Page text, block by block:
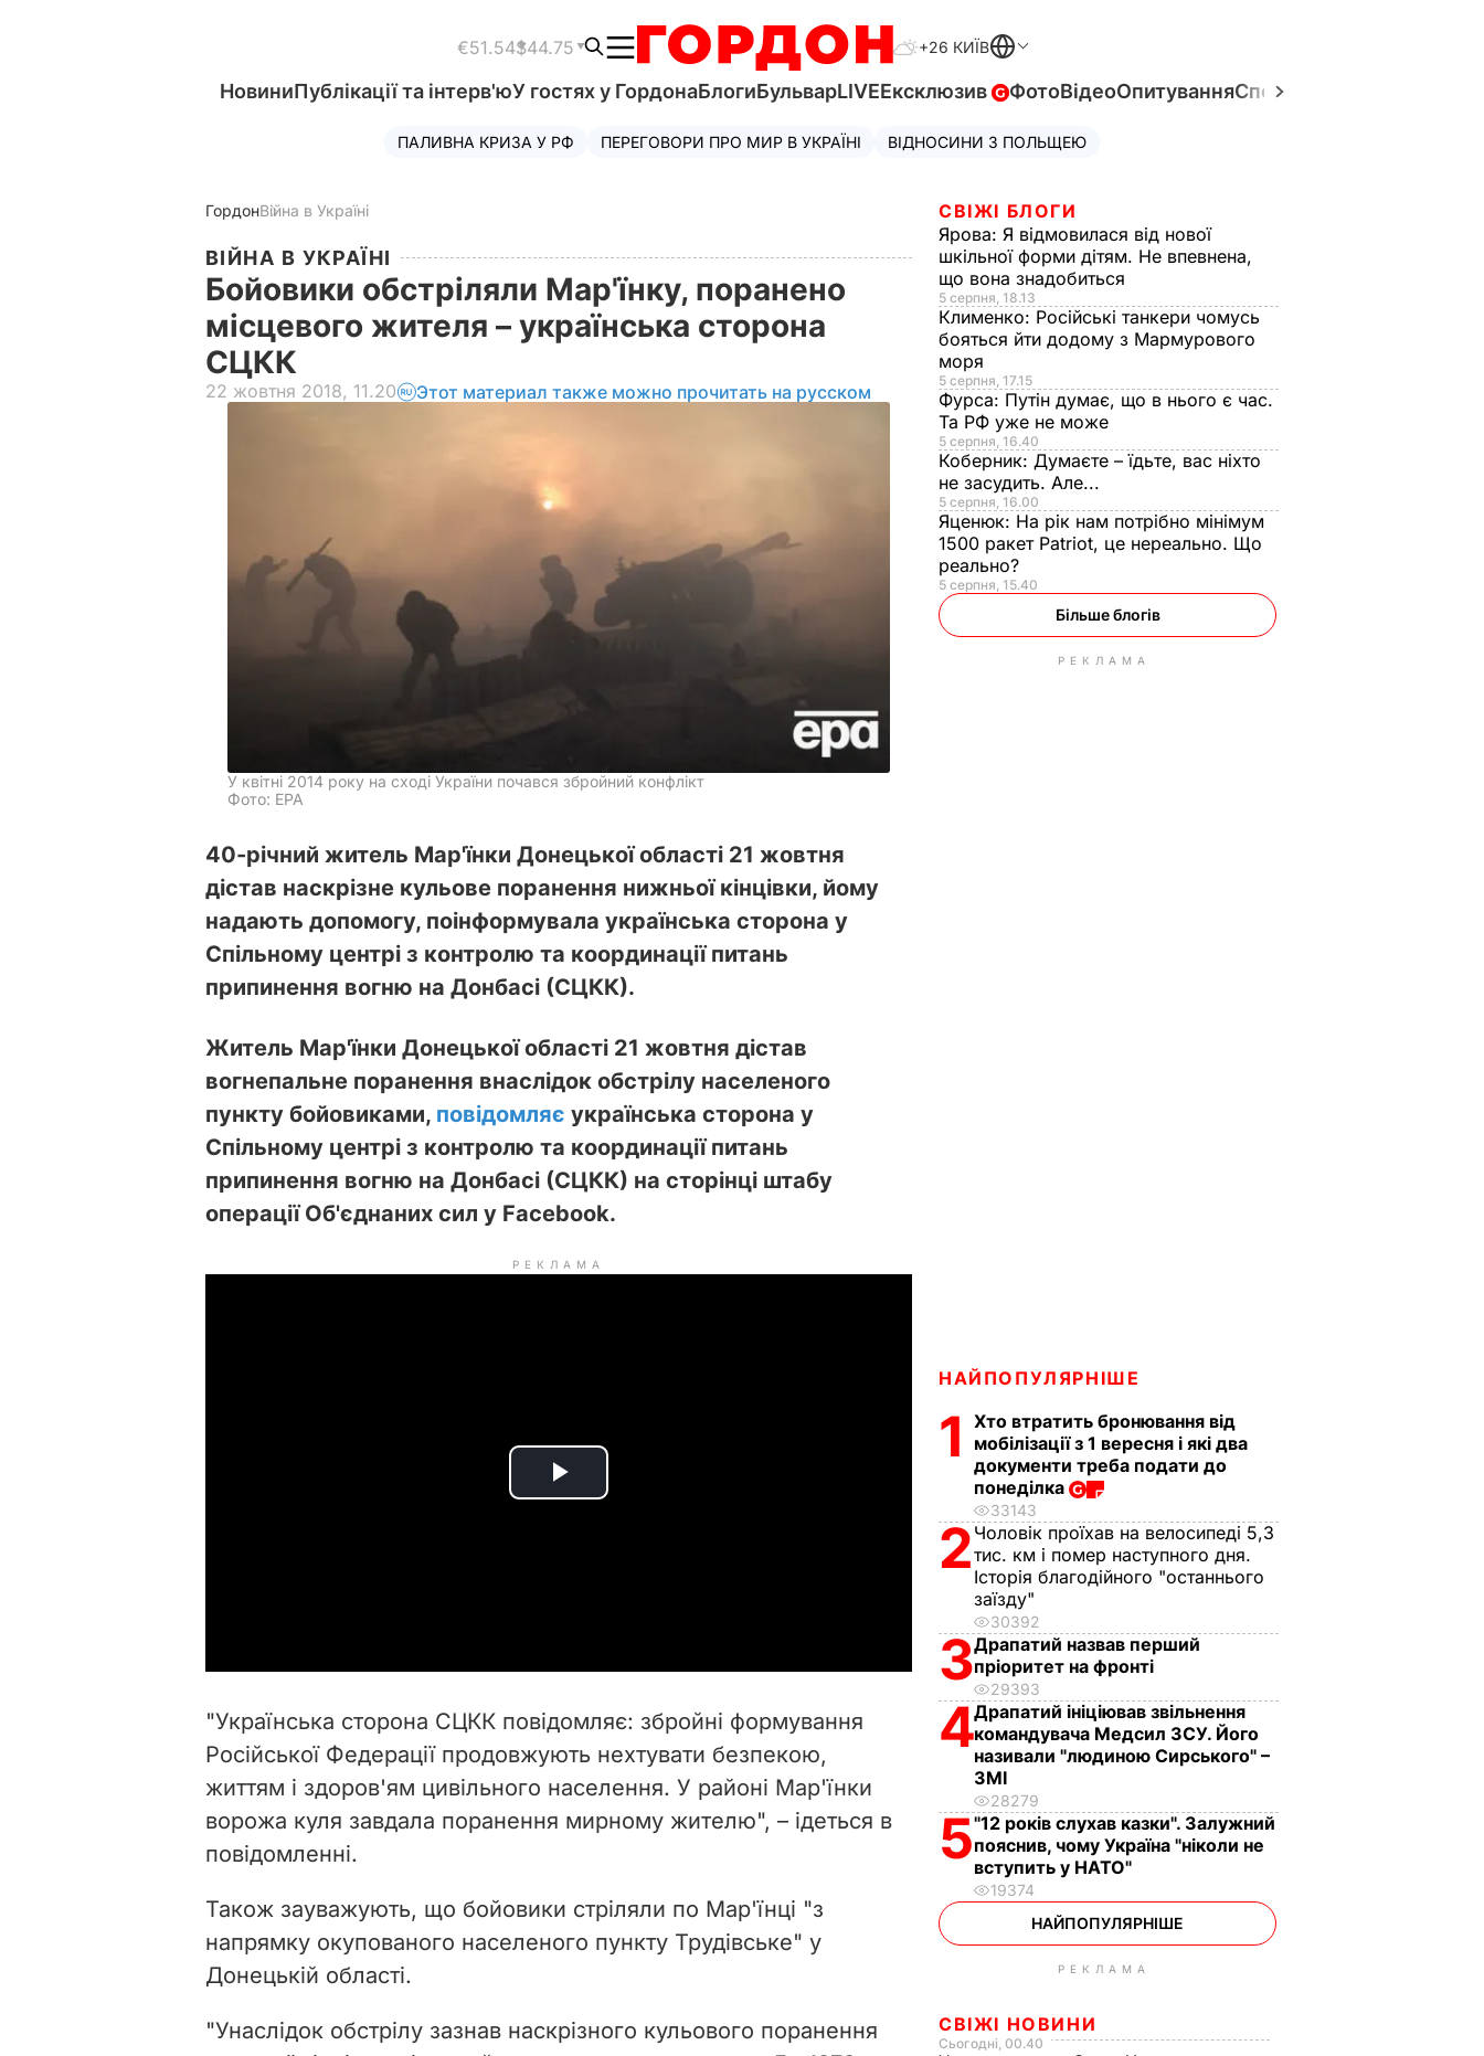
€51.54$44.75 +26 КИЇВ
НовиниПублікації та інтерв'юУ гостях у ГордонаБлогиБульварLIVEЕксклюзив ФотоВідеоОпитуванняСпецпроєкти
ПАЛИВНА КРИЗА У РФ ПЕРЕГОВОРИ ПРО МИР В УКРАЇНІ ВІДНОСИНИ З ПОЛЬЩЕЮ
ГордонВійна в Україні
ВІЙНА В УКРАЇНІ
Бойовики обстріляли Мар'їнку, поранено
місцевого жителя – українська сторона
СЦКК
22 жовтня 2018, 11.20 Этот материал также можно прочитать на русском
У квітні 2014 року на сході України почався збройний конфлікт
Фото: ЕРА
40-річний житель Мар'їнки Донецької області 21 жовтня
дістав наскрізне кульове поранення нижньої кінцівки, йому
надають допомогу, поінформувала українська сторона у
Спільному центрі з контролю та координації питань
припинення вогню на Донбасі (СЦКК).
Житель Мар'їнки Донецької області 21 жовтня дістав
вогнепальне поранення внаслідок обстрілу населеного
пункту бойовиками, повідомляє українська сторона у
Спільному центрі з контролю та координації питань
припинення вогню на Донбасі (СЦКК) на сторінці штабу
операції Об'єднаних сил у Facebook.
РЕКЛАМА
P
i
d
o
"Українська сторона СЦКК повідомляє: збройні формування
Російської Федерації продовжують нехтувати безпекою,
життям і здоров'ям цивільного населення. У районі Мар'їнки
ворожа куля завдала поранення мирному жителю", – ідеться в
повідомленні.
Також зауважують, що бойовики стріляли по Мар'їнці "з
напрямку окупованого населеного пункту Трудівське" у
Донецькій області.
"Унаслідок обстрілу зазнав наскрізного кульового поранення
СВІЖІ БЛОГИ
Ярова: Я відмовилася від нової
шкільної форми дітям. Не впевнена,
що вона знадобиться
5 серпня, 18.13
Клименко: Російські танкери чомусь
бояться йти додому з Мармурового
моря
5 серпня, 17.15
Фурса: Путін думає, що в нього є час.
Та РФ уже не може
5 серпня, 16.40
Коберник: Думаєте – їдьте, вас ніхто
не засудить. Але...
5 серпня, 16.00
Яценюк: На рік нам потрібно мінімум
1500 ракет Patriot, це нереально. Що
реально?
5 серпня, 15.40
Більше блогів
РЕКЛАМА
НАЙПОПУЛЯРНІШЕ
1
Хто втратить бронювання від
мобілізації з 1 вересня і які два
документи треба подати до
понеділка
33143
2 Чоловік проїхав на велосипеді 5,3
тис. км і помер наступного дня.
Історія благодійного "останнього
заїзду"
30392
3Драпатий назвав перший
пріоритет на фронті
29393
4Драпатий ініціював звільнення
командувача Медсил ЗСУ. Його
називали "людиною Сирського" –
ЗМІ
28279
5"12 років слухав казки". Залужний
пояснив, чому Україна "ніколи не
вступить у НАТО"
19374
НАЙПОПУЛЯРНІШЕ
РЕКЛАМА
СВІЖІ НОВИНИ
Сьогодні, 00.40